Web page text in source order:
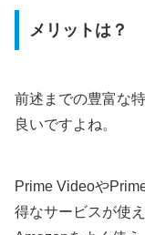
メリットは？
前述までの豊富な
良いですよね。
Prime Videoや
得なサービスが使え